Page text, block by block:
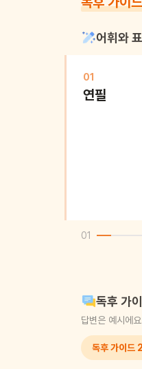
어휘와
01
연필
01
독후 가
답변은 예시에
독후 가이드